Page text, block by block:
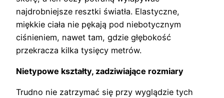
najdrobniejsze resztki światła. Elastyczne,
miękkie ciała nie pękają pod niebotycznym
ciśnieniem, nawet tam, gdzie głębokość
przekracza kilka tysięcy metrów.
Nietypowe kształty, zadziwiające rozmiary
Trudno nie zatrzymać się przy wyglądzie tych